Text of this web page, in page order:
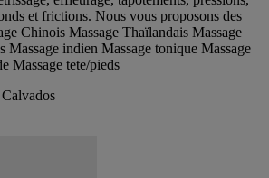
et frictions. Nous vous proposons des
Chinois Massage Thaïlandais Massage
Massage indien Massage tonique Massage
Massage tete/pieds